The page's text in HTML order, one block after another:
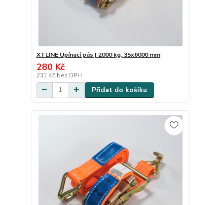
XTLINE Upínací pás | 2000 kg, 35x6000 mm
280 Kč
231 Kč bez DPH
Přidat do košíku